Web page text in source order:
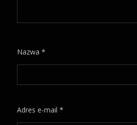
Nazwa*
Adres e-mail*